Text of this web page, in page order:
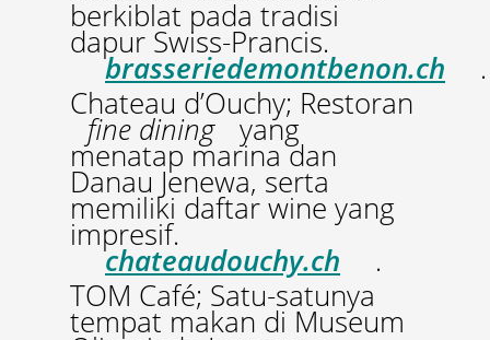
berkiblat pada tradisi
dapur Swiss-Prancis.
brasseriedemontbenon.ch
.
Chateau d’Ouchy; Restoran
fine dining yang
menatap marina dan
Danau Jenewa, serta
memiliki daftar wine yang
impresif.
chateaudouchy.ch
.
TOM Café; Satu-satunya
tempat makan di Museum